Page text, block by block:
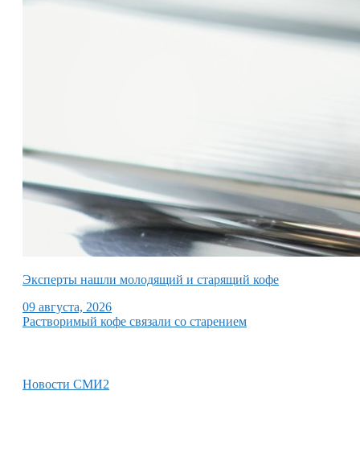
Эксперты нашли молодящий и старящий кофе
09 августа, 2026
Растворимый кофе связали со старением
Новости СМИ2